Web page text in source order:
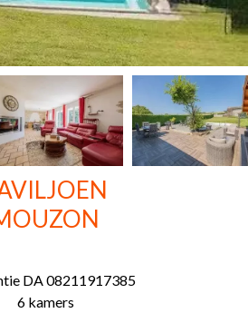
DA 08211917385
6 kamers